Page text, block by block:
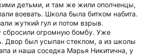
детьми, и там же жили ополченцы,
воевать. Школа была битком набита.
жуткий гул и потом взрыв.
сбросили огромную бомбу. Уже
Двор был усыпан стеклом, а из школы
и наша соседка Марья Никитична, у